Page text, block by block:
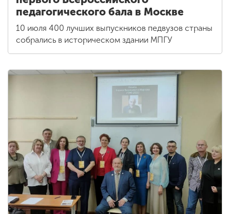
педагогического бала в Москве
10 июля 400 лучших выпускников педвузов страны
собрались в историческом здании МПГУ